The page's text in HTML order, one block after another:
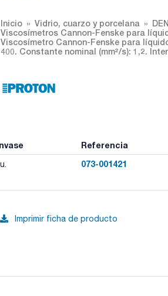
Inicio Vidrio, cuarzo y porcelana
Viscosímetros Cannon-Fenske para
Viscosímetro Cannon-Fenske para
400. Constante nominal (mm²/s): 1,2.
Referencia
073-001421
Imprimir ficha de producto